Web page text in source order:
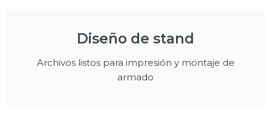
Diseño de stand
Archivos listos para impresión y montaje de
armado